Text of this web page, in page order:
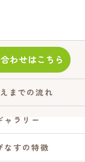
わせはこちら
までの流れ
ャラリー
なすの特徴